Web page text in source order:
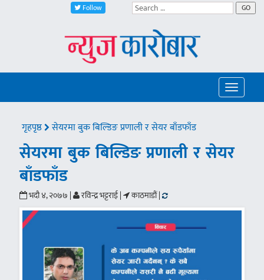
Follow GO
Toggle
गृहपृष्ठ सेयरमा बुक बिल्डिङ प्रणाली र सेयर बाँडफाँड
सेयरमा बुक बिल्डिङ प्रणाली र सेयर
बाँडफाँड
भदौ ४, २०७७ | रविन्द्र भट्टराई | काठमाडौं |